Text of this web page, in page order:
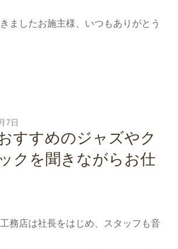
ましたお施主様、いつもありがとう
7日
すすめのジャズやク
クを聞きながらお仕
務店は社長をはじめ、スタッフも音